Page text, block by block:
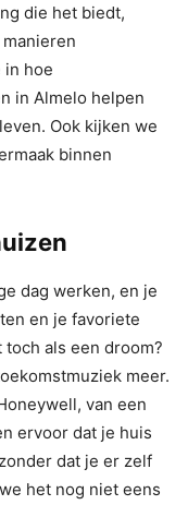
die het biedt,
in hoe
in Almelo helpen
Ook kijken we
binnen
dag werken, en je
en je favoriete
als een droom?
meer.
van een
ervoor dat je huis
dat je er zelf
het nog niet eens